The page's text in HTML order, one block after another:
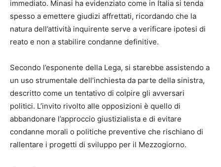
immediato. Minasi ha evidenziato come in Italia si tenda
spesso a emettere giudizi affrettati, ricordando che la
natura dell’attività inquirente serve a verificare ipotesi di
reato e non a stabilire condanne definitive.
Secondo l’esponente della Lega, si starebbe assistendo a
un uso strumentale dell’inchiesta da parte della sinistra,
descritto come un tentativo di colpire gli avversari
politici. L’invito rivolto alle opposizioni è quello di
abbandonare l’approccio giustizialista e di evitare
condanne morali o politiche preventive che rischiano di
rallentare i progetti di sviluppo per il Mezzogiorno.